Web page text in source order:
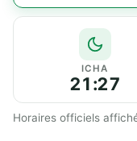
ICHA
21:27
Horaires officiels